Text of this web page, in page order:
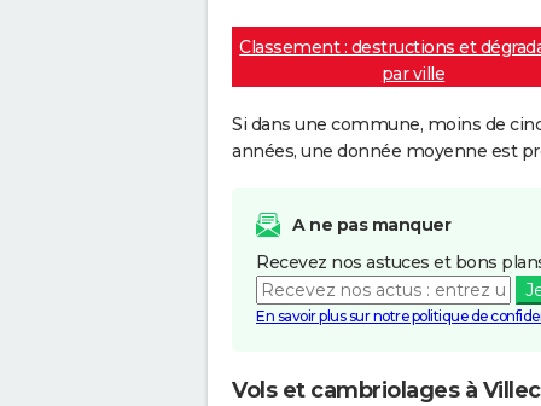
Classement : destructions et
par ville
Si dans une commune, moins de
années, une donnée moyenne est
A ne pas manquer
Recevez nos astuces et bons
En savoir plus sur notre politique de
Vols et cambriolages à